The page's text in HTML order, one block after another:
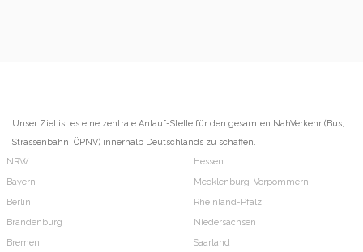
Unser Ziel ist es eine zentrale Anlauf-Stelle für den gesamten NahVerkehr (Bus,
Strassenbahn, ÖPNV) innerhalb Deutschlands zu schaffen.
NRW
Bayern
Berlin
Brandenburg
Bremen
Hessen
Mecklenburg-Vorpommern
Rheinland-Pfalz
Niedersachsen
Saarland